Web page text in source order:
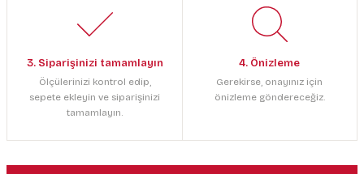
3. Siparişinizi tamamlayın
Ölçülerinizi kontrol edip,
sepete ekleyin ve siparişinizi
tamamlayın.
4. Önizleme
Gerekirse, onayınız için
önizleme göndereceğiz.